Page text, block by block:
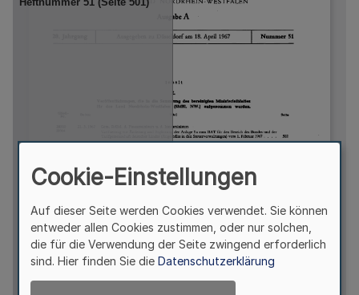
Cookie-Einstellungen
Auf dieser Seite werden Cookies verwendet. Sie können
entweder allen Cookies zustimmen, oder nur solchen,
die für die Verwendung der Seite zwingend erforderlich
sind. Hier finden Sie die Datenschutzerklärung